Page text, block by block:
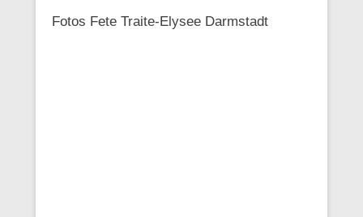
Fotos Fete Traite-Elysee Darmstadt